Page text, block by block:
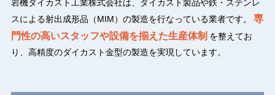
岩機ダイカスト工業株式会社は、ダイカスト製品や鉄・ステンレ
スによる射出成形品（MIM）の製造を行なっている業者です。
専
門性の高いスタッフや設備を揃えた生産体制 を整えてお
り、高精度のダイカスト金型の製造を実現しています。